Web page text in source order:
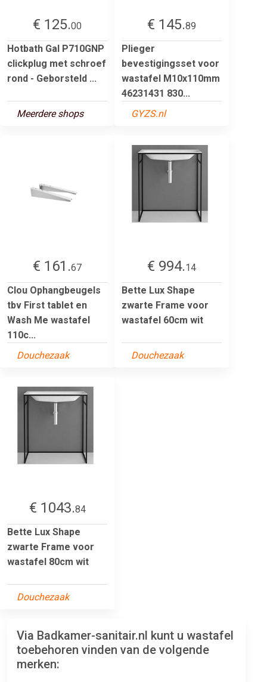
€ 125.00
Hotbath Gal P710GNP
clickplug met schroef
rond - Geborsteld ...
Meerdere shops
€ 145.89
Plieger
bevestigingsset voor
wastafel M10x110mm
46231431 830...
GYZS.nl
€ 161.67
Clou Ophangbeugels
tbv First tablet en
Wash Me wastafel
110c...
Douchezaak
€ 994.14
Bette Lux Shape
zwarte Frame voor
wastafel 60cm wit
Douchezaak
€ 1043.84
Bette Lux Shape
zwarte Frame voor
wastafel 80cm wit
Douchezaak
Via Badkamer-sanitair.nl kunt u wastafel
toebehoren vinden van de volgende
merken: